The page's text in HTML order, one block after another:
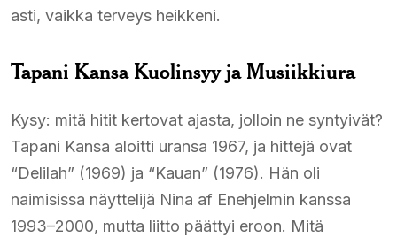
asti, vaikka terveys heikkeni.
Tapani Kansa Kuolinsyy ja Musiikkiura
Kysy: mitä hitit kertovat ajasta, jolloin ne syntyivät?
Tapani Kansa aloitti uransa 1967, ja hittejä ovat
“Delilah” (1969) ja “Kauan” (1976). Hän oli
naimisissa näyttelijä Nina af Enehjelmin kanssa
1993–2000, mutta liitto päättyi eroon. Mitä